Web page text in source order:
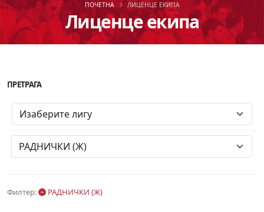
Лиценце екипа
ПОЧЕТНА ЛИЦЕНЦЕ ЕКИПА
Филтер: РАДНИЧКИ (Ж)
ПРЕТРАГА